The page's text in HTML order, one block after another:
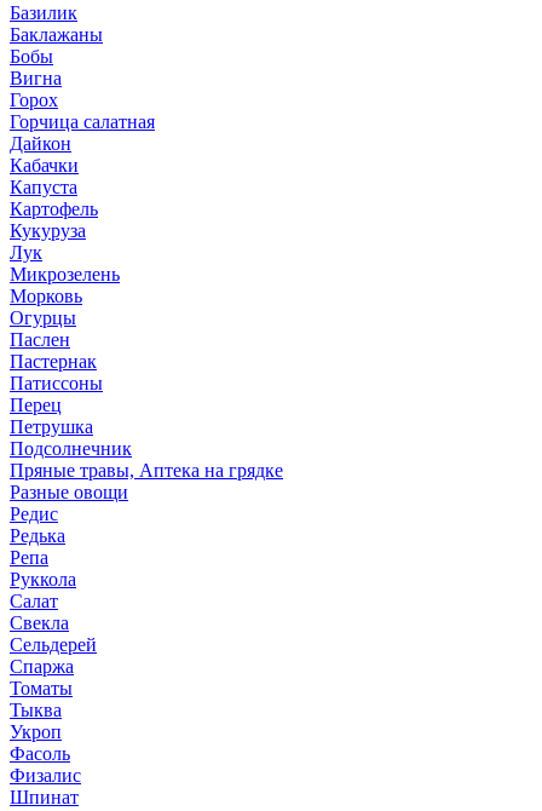
Базилик
Баклажаны
Бобы
Вигна
Горох
Горчица салатная
Дайкон
Кабачки
Капуста
Картофель
Кукуруза
Лук
Микрозелень
Морковь
Огурцы
Паслен
Пастернак
Патиссоны
Перец
Петрушка
Подсолнечник
Пряные травы, Аптека на грядке
Разные овощи
Редис
Редька
Репа
Руккола
Салат
Свекла
Сельдерей
Спаржа
Томаты
Тыква
Укроп
Фасоль
Физалис
Шпинат